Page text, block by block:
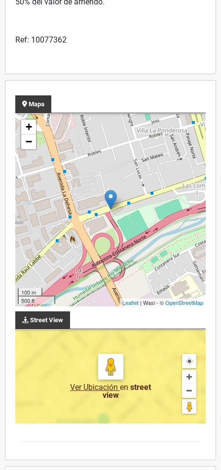
Ref: 10077362
Mapa
+
−
100 m
500 ft
Leaflet | Wasi - ©OpenStreetMap
Street View
Ver Ubicación en street
view